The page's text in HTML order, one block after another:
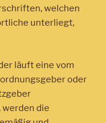
welchen
unterliegt,
läuft eine vom
oder
die